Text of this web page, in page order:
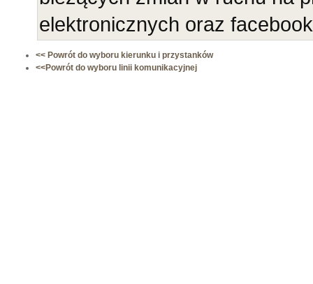
elektronicznych oraz
<< Powrót do wyboru kierunku i przystanków
<<Powrót do wyboru linii komunikacyjnej